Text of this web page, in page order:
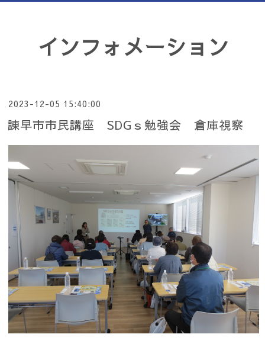
インフォメーション
2023-12-05 15:40:00
諌早市市民講座 SDGｓ勉強会 倉庫視察